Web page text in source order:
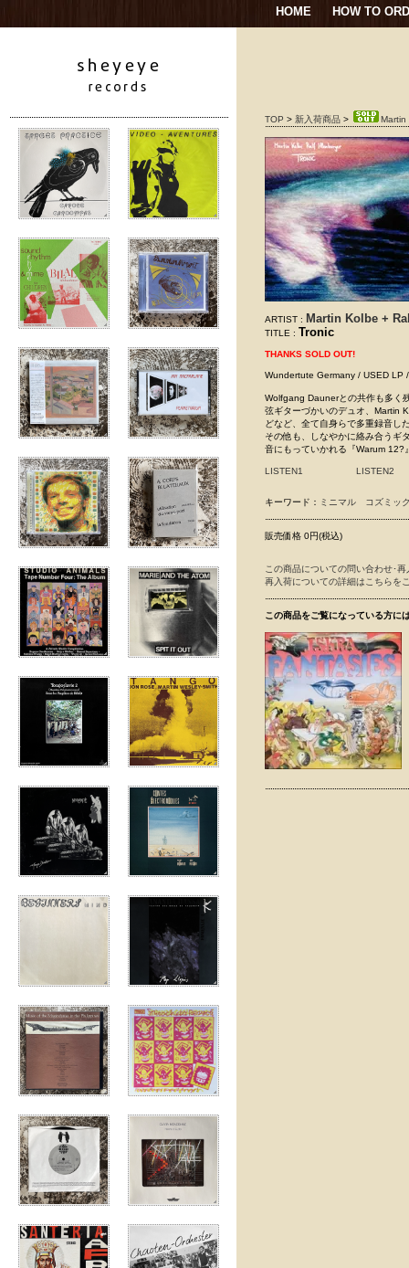
HOME HOW TO
TOP > 新入荷商品 > Martin
ARTIST : Martin Kolbe +
TITLE : Tronic
THANKS SOLD OUT!
Wundertute Germany / USED LP
Wolfgang Daunerとの共作も多く
弦ギターづかいのデュオ、Martin
どなど、全て自身らで多重録音し
その他も、しなやかに絡み合うギ
音にもっていかれる『Warum 12?
LISTEN1 LISTEN2
キーワード： ミニマル コズミッ
販売価格 0円(税込)
この商品についての問い合わせ･
再入荷についての詳細はこちらを
この商品をご覧になっている方に